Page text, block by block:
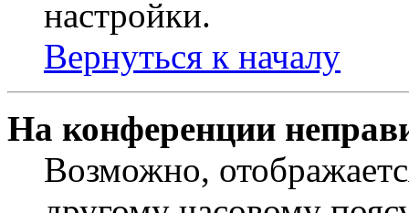
настройки.
Вернуться к началу
На конференции
Возможно,